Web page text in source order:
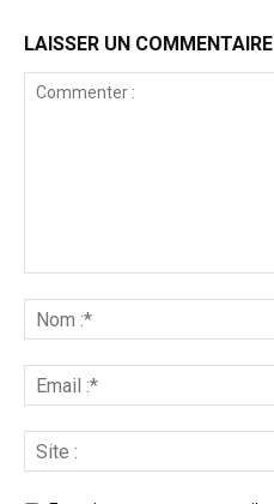
LAISSER UN COMMENTAIRE